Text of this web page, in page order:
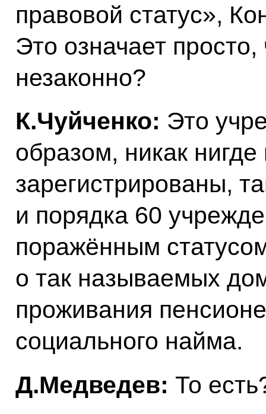
правовой статус»,
Это означает
незаконно?
К.Чуйченко: Это
образом, никак
зарегистрированы,
и порядка 60
поражённым
о так называемых
проживания
социального найма.
Д.Медведев: То